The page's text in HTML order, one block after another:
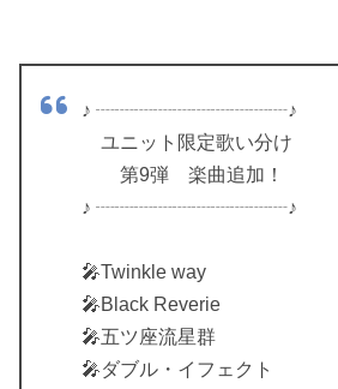
♪ ┈┈┈┈┈┈┈┈┈┈♪
ユニット限定歌い分け
第9弾 楽曲追加！
♪ ┈┈┈┈┈┈┈┈┈┈♪
🎤Twinkle way
🎤Black Reverie
🎤五ツ座流星群
🎤ダブル・イフェクト